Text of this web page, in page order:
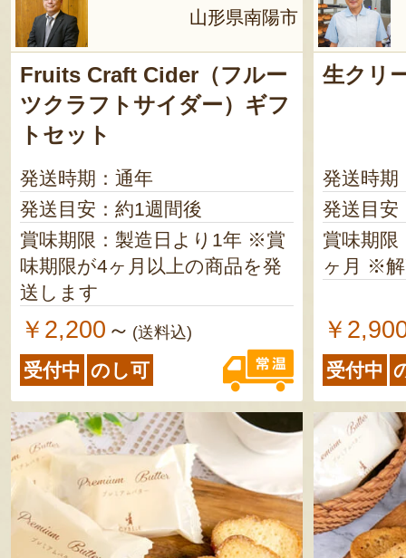
山形県南陽市
Fruits Craft Cider（フルー
ツクラフトサイダー）ギフ
トセット
発送時期：通年
発送目安：約1週間後
賞味期限：製造日より1年 ※賞
味期限が4ヶ月以上の商品を発
送します
￥2,200 ～ (送料込)
受付中 のし可
生クリ
発送時期
発送目安
賞味期限
ヶ月
￥
受付中